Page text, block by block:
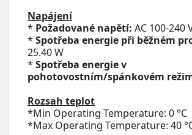
Napájení
* Požadované napětí: AC 100-240
* Spotřeba energie při běžném
25.40 W
* Spotřeba energie v
pohotovostním/spánkovém
Rozsah teplot
*Min Operating Temperature: 0 °C
*Max Operating Temperature: 40